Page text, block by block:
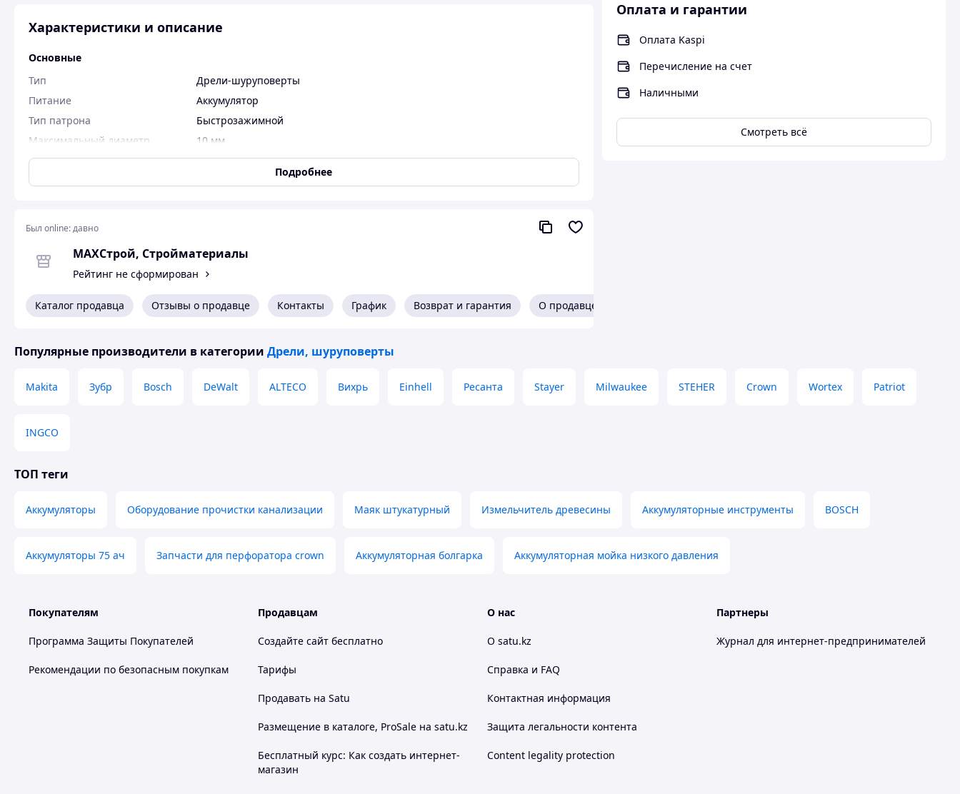
Оплата и гарантии
Оплата Kaspi
Перечисление на счет
Наличными
Смотреть всё
Характеристики и описание
Основные
Тип
Дрели-шуруповерты
Питание
Аккумулятор
Тип патрона
Быстрозажимной
Максимальный диаметр
патрона
10 мм
момент
оборотов
Дополнительные функции
Ударный режим
Да
Реверс
Да
Питание
Тип аккумулятора
Li-Ion
благодаря эргономичному дизайну.
мастерской и профессионального использования.
Подробнее
Был online:давно
MAXСтрой, Стройматериалы
Рейтинг не сформирован
Каталог продавца Отзывы о продавце Контакты График Возврат и гарантия О продавце
Популярные производители в категории Дрели, шуруповерты
Makita Зубр Bosch DeWalt ALTECO Вихрь Einhell Ресанта Stayer Milwaukee STEHER Crown Wortex Patriot
INGCO
ТОП теги
Аккумуляторы Оборудование прочистки канализации Маяк штукатурный Измельчитель древесины Аккумуляторные инструменты BOSCH
Аккумуляторы 75 ач Запчасти для перфоратора crown Аккумуляторная болгарка Аккумуляторная мойка низкого давления
Покупателям
Программа Защиты Покупателей
Рекомендации по безопасным покупкам
Продавцам
Создайте сайт бесплатно
Тарифы
Продавать на Satu
Размещение в каталоге, ProSale на satu.kz
Бесплатный курс: Как создать интернет-
магазин
О нас
О satu.kz
Справка и FAQ
Контактная информация
Защита легальности контента
Content legality protection
Партнеры
Журнал для интернет-предпринимателей